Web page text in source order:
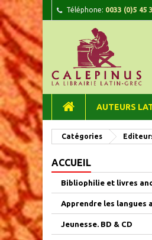
Téléphone: 0033 (0)5 45
AUTEURS
Catégories
ACCUEIL
Bibliophilie et livres
Apprendre les langues
Jeunesse. BD & CD